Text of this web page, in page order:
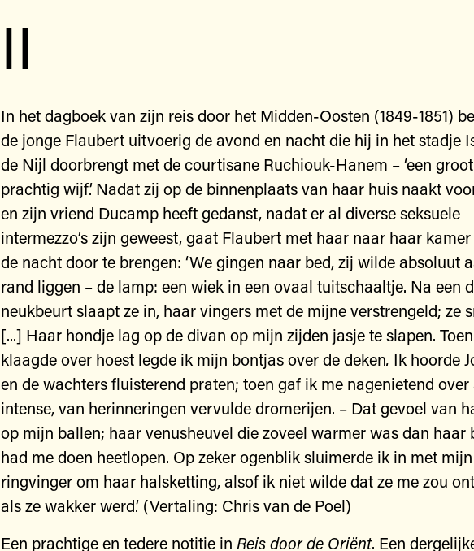
II
In het dagboek van zijn reis door het Midden-Oosten (1849-1851)
de jonge Flaubert uitvoerig de avond en nacht die hij in het stadje
de Nijl doorbrengt met de courtisane Ruchiouk-Hanem – ‘een
prachtig wijf’. Nadat zij op de binnenplaats van haar huis naakt
en zijn vriend Ducamp heeft gedanst, nadat er al diverse seksuele
intermezzo’s zijn geweest, gaat Flaubert met haar naar haar
de nacht door te brengen: ‘We gingen naar bed, zij wilde absoluut
rand liggen – de lamp: een wiek in een ovaal tuitschaaltje. Na een
neukbeurt slaapt ze in, haar vingers met de mijne verstrengeld; ze
[...] Haar hondje lag op de divan op mijn zijden jasje te slapen.
klaagde over hoest legde ik mijn bontjas over de deken. Ik hoorde
en de wachters fluisterend praten; toen gaf ik me nagenietend over
intense, van herinneringen vervulde dromerijen. – Dat gevoel van
op mijn ballen; haar venusheuvel die zoveel warmer was dan haar
had me doen heetlopen. Op zeker ogenblik sluimerde ik in met mijn
ringvinger om haar halsketting, alsof ik niet wilde dat ze me zou
als ze wakker werd.’ (Vertaling: Chris van de Poel)
Een prachtige en tedere notitie in Reisdoorde Oriënt. Een